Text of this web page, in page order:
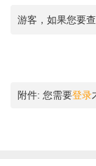
游客，如果您要
附件: 您需要登录